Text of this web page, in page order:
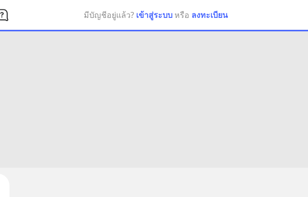
มีบัญชีอยู่แล้ว? เข้าสู่ระบบ หรือ ลงทะเบียน